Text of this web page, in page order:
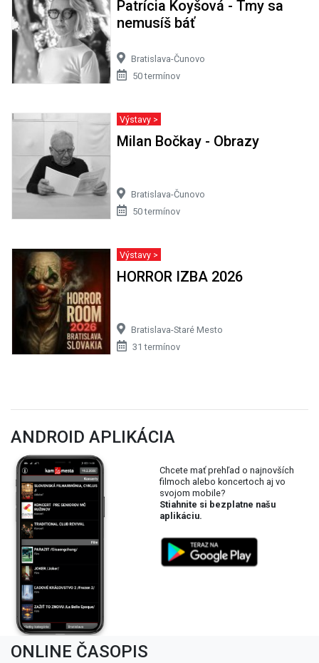
Patrícia Koyšová - Tmy sa
nemusíš báť
Bratislava-Čunovo
50 termínov
Výstavy >
Milan Bočkay - Obrazy
Bratislava-Čunovo
50 termínov
Výstavy >
HORROR IZBA 2026
Bratislava-Staré Mesto
31 termínov
ANDROID APLIKÁCIA
Chcete mať prehľad o najnovších
filmoch alebo koncertoch aj vo
svojom mobile?
Stiahnite si bezplatne našu
aplikáciu.
ONLINE ČASOPIS